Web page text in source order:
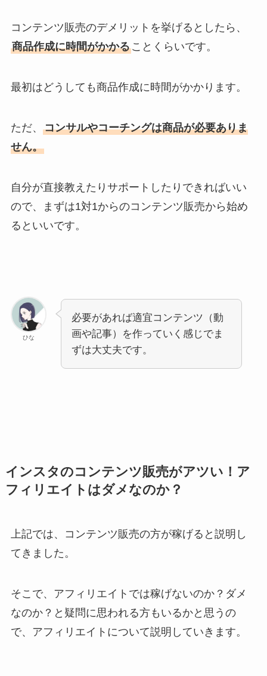
コンテンツ販売のデメリットを挙げるとしたら、
商品作成に時間がかかることくらいです。
最初はどうしても商品作成に時間がかかります。
ただ、 コンサルやコーチングは商品が必要ありま
せん。
自分が直接教えたりサポートしたりできればいい
ので、まずは1対1からのコンテンツ販売から始め
るといいです。
ひな
必要があれば適宜コンテンツ（動
画や記事）を作っていく感じでま
ずは大丈夫です。
インスタのコンテンツ販売がアツい！ア
フィリエイトはダメなのか？
上記では、コンテンツ販売の方が稼げると説明し
てきました。
そこで、アフィリエイトでは稼げないのか？ダメ
なのか？と疑問に思われる方もいるかと思うの
で、アフィリエイトについて説明していきます。